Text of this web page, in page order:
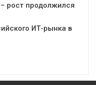
рост продолжился
ИТ-рынка в